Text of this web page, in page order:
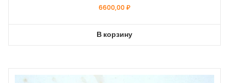
6600,00₽
В корзину